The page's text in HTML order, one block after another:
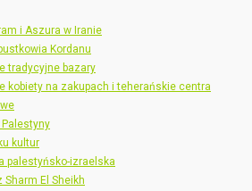
i Aszura w Iranie
Kordanu
tradycyjne bazary
kobiety na zakupach i teherańskie centra
kultur
palestyńsko-izraelska
Sharm El Sheikh